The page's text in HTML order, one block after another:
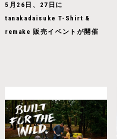
5月26日、27日に
tanakadaisuke T-Shirt &
remake 販売イベントが開催